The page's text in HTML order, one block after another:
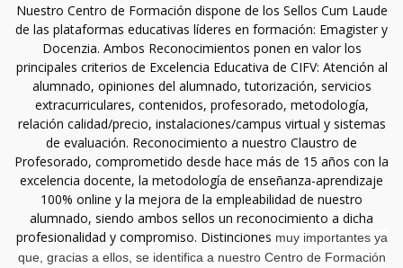
Nuestro Centro de Formación dispone de los Sellos Cum Laude
de las plataformas educativas líderes en formación: Emagister y
Docenzia. Ambos Reconocimientos ponen en valor los
principales criterios de Excelencia Educativa de CIFV: Atención al
alumnado, opiniones del alumnado, tutorización, servicios
extracurriculares, contenidos, profesorado, metodología,
relación calidad/precio, instalaciones/campus virtual y sistemas
de evaluación. Reconocimiento a nuestro Claustro de
Profesorado, comprometido desde hace más de 15 años con la
excelencia docente, la metodología de enseñanza-aprendizaje
100% online y la mejora de la empleabilidad de nuestro
alumnado, siendo ambos sellos un reconocimiento a dicha
profesionalidad y compromiso. Distinciones muy importantes ya
que, gracias a ellos, se identifica a nuestro Centro de Formación